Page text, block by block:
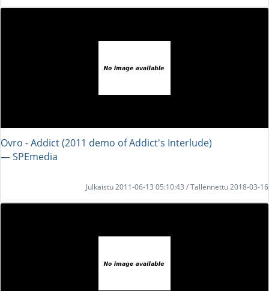
Ovro - Addict (2011 demo of Addict's Interlude)
― SPEmedia
Julkaistu 2011-06-13 05:10:43 / Tallennettu 2018-03-16